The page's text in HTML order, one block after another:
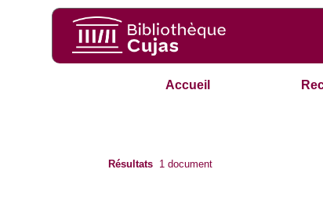
Accueil
Résultats 1 document